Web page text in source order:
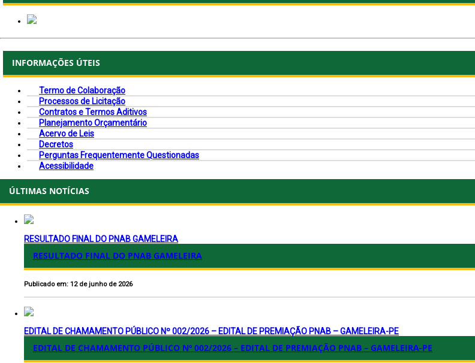
INFORMAÇÕES ÚTEIS
Termo de Colaboração
Processos de Licitação
Contratos e Termos Aditivos
Planejamento Orçamentário
Acervo de Leis
Decretos
Perguntas Frequentemente Questionadas
Acessibilidade
ÚLTIMAS NOTÍCIAS
RESULTADO FINAL DO PNAB GAMELEIRA
RESULTADO FINAL DO PNAB GAMELEIRA
Publicado em: 12 de junho de 2026
EDITAL DE CHAMAMENTO PÚBLICO Nº 002/2026 – EDITAL DE PREMIAÇÃO PNAB – GAMELEIRA-PE
EDITAL DE CHAMAMENTO PÚBLICO Nº 002/2026 – EDITAL DE PREMIAÇÃO PNAB – GAMELEIRA-PE